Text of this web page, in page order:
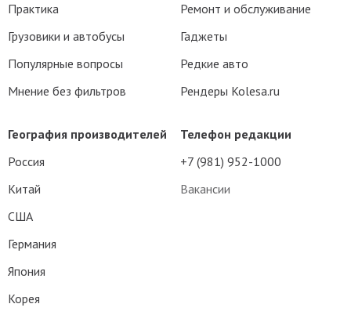
Телефон редакции
+7 (981) 952-1000
Вакансии
Практика
Грузовики и автобусы
Популярные вопросы
Мнение без фильтров
Ремонт и обслуживание
Гаджеты
Редкие авто
Рендеры Kolesa.ru
География производителей
Россия
Китай
США
Германия
Япония
Корея